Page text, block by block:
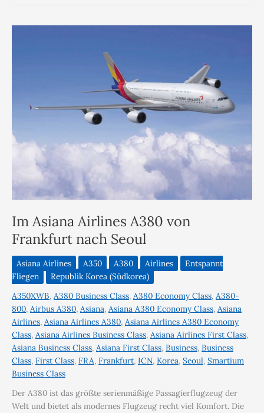
Im Asiana Airlines A380 von
Frankfurt nach Seoul
Asiana Airlines A350 A380 Airlines
Entspannt
Fliegen
Republik Korea (Südkorea)
A350XWB, A380 Business Class, A380 Economy Class, A380-
800, Airbus A380, Asiana, Asiana A380 Economy Class, Asiana
Airlines, Asiana Airlines A380, Asiana Airlines A380 Economy
Class, Asiana Airlines Business Class, Asiana Airlines First Class,
Asiana Business Class, Asiana First Class, Business, Business
Class, First Class, FRA, Frankfurt, ICN, Korea, Seoul, Smartium
Business Class
Der A380 ist das größte serienmäßige Passagierflugzeug der
Welt und bietet als modernes Flugzeug recht viel Komfort. Die